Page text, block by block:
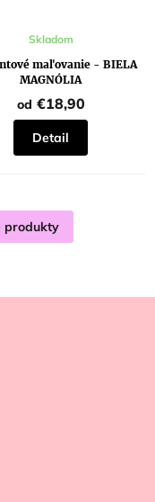
maľovanie - BIELA
MAGNÓLIA
Skladom
od €18,90
Detail
produkty